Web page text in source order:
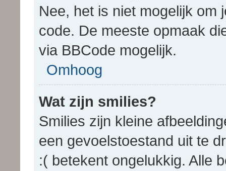
Nee, het is niet mogelijk om
code. De meeste opmaak
via BBCode mogelijk.
Omhoog
Wat zijn smilies?
Smilies zijn kleine
een gevoelstoestand uit te
:( betekent ongelukkig. Alle